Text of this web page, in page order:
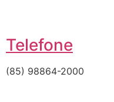
Telefone
(85) 98864-2000